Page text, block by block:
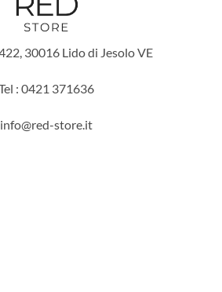
30016 Lido di Jesolo VE
: 0421 371636
info@red-store.it